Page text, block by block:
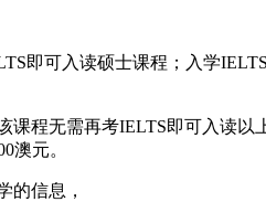
即可入读硕士课程；入学
课程无需再考IELTS即可入读
澳元。
的信息，